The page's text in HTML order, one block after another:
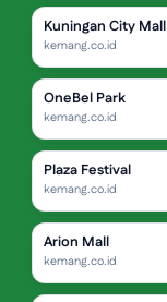
Kuningan City Mall
kemang.co.id
OneBel Park
kemang.co.id
Plaza Festival
kemang.co.id
Arion Mall
kemang.co.id